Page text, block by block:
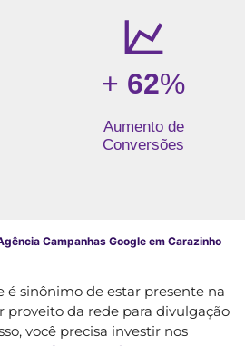
+ 62%
Aumento de
Conversões
Campanhas Google em Carazinho
é sinônimo de estar presente na
proveito da rede para divulgação
você precisa investir nos